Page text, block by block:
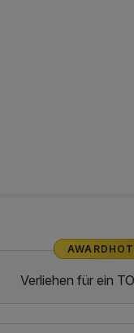
Verliehen für ein